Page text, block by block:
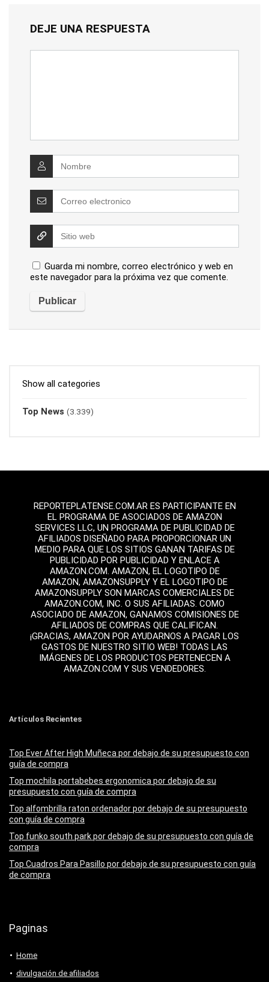
DEJE UNA RESPUESTA
Guarda mi nombre, correo electrónico y web en
este navegador para la próxima vez que comente.
Show all categories
Top News (3.339)
REPORTEPLATENSE.COM.AR ES PARTICIPANTE EN
EL PROGRAMA DE ASOCIADOS DE AMAZON
SERVICES LLC, UN PROGRAMA DE PUBLICIDAD DE
AFILIADOS DISEÑADO PARA PROPORCIONAR UN
MEDIO PARA QUE LOS SITIOS GANAN TARIFAS DE
PUBLICIDAD POR PUBLICIDAD Y ENLACE A
AMAZON.COM. AMAZON, EL LOGOTIPO DE
AMAZON, AMAZONSUPPLY Y EL LOGOTIPO DE
AMAZONSUPPLY SON MARCAS COMERCIALES DE
AMAZON.COM, INC. O SUS AFILIADAS. COMO
ASOCIADO DE AMAZON, GANAMOS COMISIONES DE
AFILIADOS DE COMPRAS QUE CALIFICAN.
¡GRACIAS, AMAZON POR AYUDARNOS A PAGAR LOS
GASTOS DE NUESTRO SITIO WEB! TODAS LAS
IMÁGENES DE LOS PRODUCTOS PERTENECEN A
AMAZON.COM Y SUS VENDEDORES.
Artículos Recientes
Top Ever After High Muñeca por debajo de su presupuesto con
guía de compra
Top mochila portabebes ergonomica por debajo de su
presupuesto con guía de compra
Top alfombrilla raton ordenador por debajo de su presupuesto
con guía de compra
Top funko south park por debajo de su presupuesto con guía de
compra
Top Cuadros Para Pasillo por debajo de su presupuesto con guía
de compra
Paginas
Home
divulgación de afiliados